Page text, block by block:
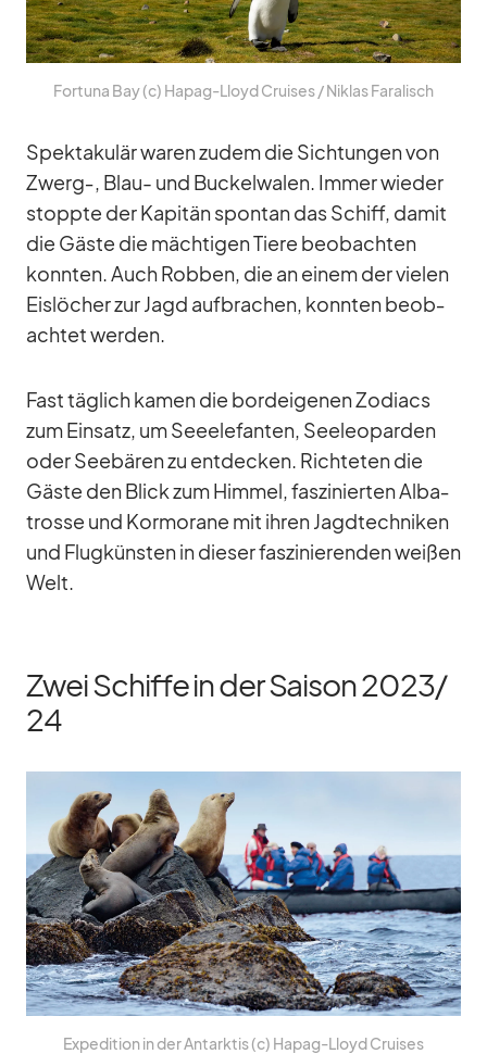
For­tuna Bay (c) Ha­pag-Lloyd Crui­ses /​ Ni­klas Fa­ra­lisch
Spek­ta­ku­lär wa­ren zu­dem die Sich­tun­gen von
Zwerg‑, Blau- und Bu­ckel­wa­len. Im­mer wie­der
stoppte der Ka­pi­tän spon­tan das Schiff, da­mit
die Gäste die mäch­ti­gen Tiere be­ob­ach­ten
konn­ten. Auch Rob­ben, die an ei­nem der vie­len
Eis­lö­cher zur Jagd auf­bra­chen, konn­ten be­ob­
ach­tet wer­den.
Fast täg­lich ka­men die bord­ei­ge­nen Zo­diacs
zum Ein­satz, um See­ele­fan­ten, See­leo­par­den
oder See­bä­ren zu ent­de­cken. Rich­te­ten die
Gäste den Blick zum Him­mel, fas­zi­nier­ten Al­ba­
trosse und Kor­mo­rane mit ih­ren Jagd­tech­ni­ken
und Flug­küns­ten in die­ser fas­zi­nie­ren­den wei­ßen
Welt.
Zwei Schiffe in der Saison 2023/​
24
Ex­pe­di­tion in der Ant­ark­tis (c) Ha­pag-Lloyd Crui­ses